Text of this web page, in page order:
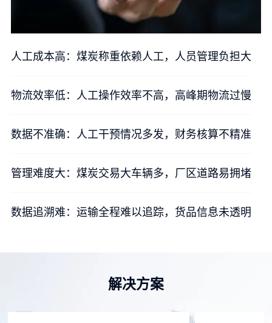
人工成本高：煤炭称重依赖人工，人员管理负担大
物流效率低：人工操作效率不高，高峰期物流过慢
数据不准确：人工干预情况多发，财务核算不精准
管理难度大：煤炭交易大车辆多，厂区道路易拥堵
数据追溯难：运输全程难以追踪，货品信息未透明
解决方案